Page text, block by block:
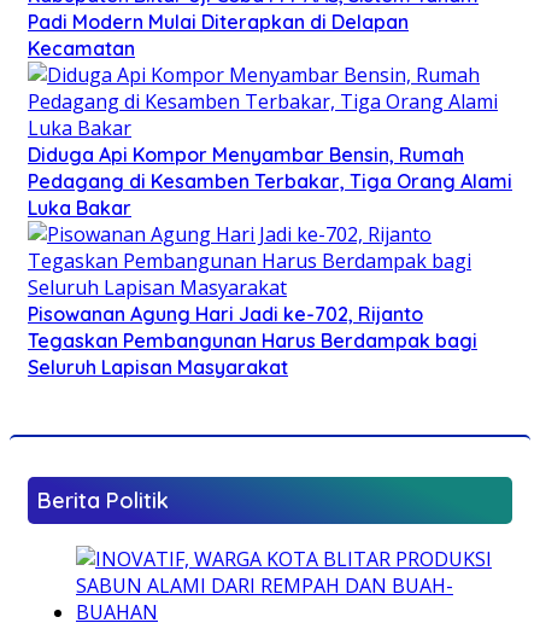
Padi Modern Mulai Diterapkan di Delapan
Kecamatan
Diduga Api Kompor Menyambar Bensin, Rumah
Pedagang di Kesamben Terbakar, Tiga Orang Alami
Luka Bakar
Pisowanan Agung Hari Jadi ke-702, Rijanto
Tegaskan Pembangunan Harus Berdampak bagi
Seluruh Lapisan Masyarakat
Berita Politik